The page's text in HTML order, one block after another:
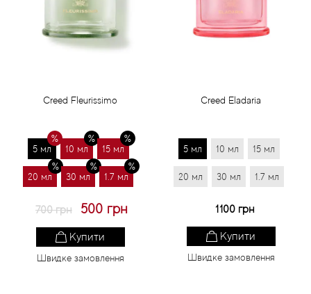
Creed Fleurissimo
5 мл 10 мл 15 мл
20 мл 30 мл 1.7 мл
700 грн 500 грн
Купити
Швидке замовлення
Creed Eladaria
5 мл 10 мл 15 мл
20 мл 30 мл 1.7 мл
1100 грн
Купити
Швидке замовлення